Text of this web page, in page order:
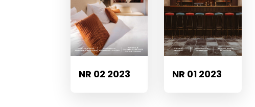
NR 02 2023 NR 01 2023